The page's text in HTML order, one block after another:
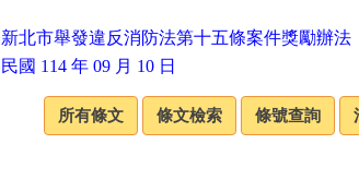
新北市舉發違反消防法第十五條案件獎勵辦法
民國 114 年 09 月 10 日